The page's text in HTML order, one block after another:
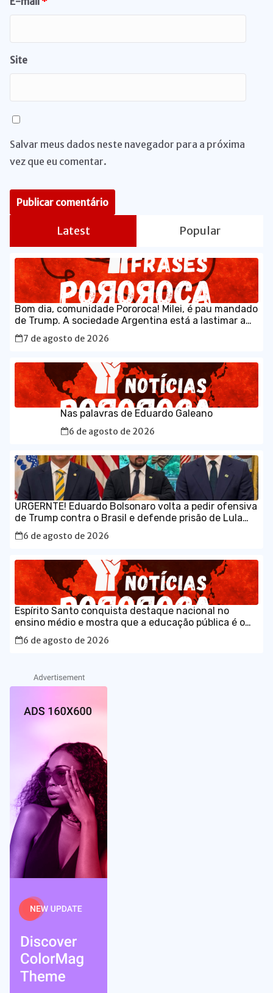
Site
Salvar meus dados neste navegador para a próxima
vez que eu comentar.
Latest Popular
Bom dia, comunidade Pororoca! Milei, é pau mandado
de Trump. A sociedade Argentina está a lastimar a
escolha que fez, sem saber que estava votando num
maluco sabujo dos EUA.
7 de agosto de 2026
Nas palavras de Eduardo Galeano
6 de agosto de 2026
URGERNTE! Eduardo Bolsonaro volta a pedir ofensiva
de Trump contra o Brasil e defende prisão de Lula
em vídeo em inglês
6 de agosto de 2026
Espírito Santo conquista destaque nacional no
ensino médio e mostra que a educação pública é o
caminho para o desenvolvimento do Brasil
6 de agosto de 2026